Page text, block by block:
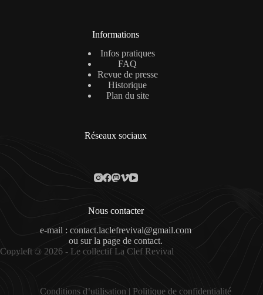
Informations
Infos pratiques
FAQ
Revue de presse
Historique
Plan du site
Réseaux sociaux
Nous contacter
e-mail : contact.laclefrevival@gmail.com
ou sur lapage de contact.
Copyleft © 2026 - Le collectif La Clef Revival
Conditions d’utilisation | Politique de confidentialité